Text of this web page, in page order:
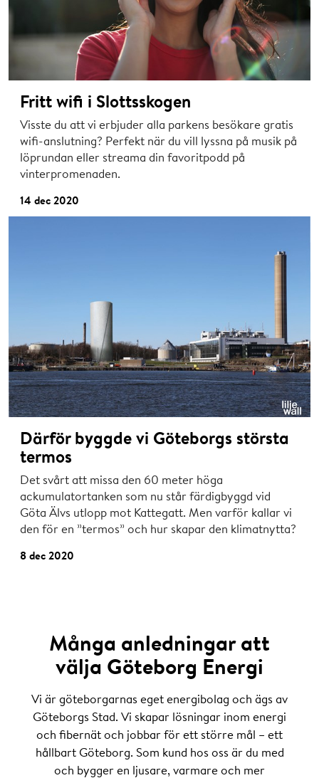
Fritt wifi i Slottsskogen
Visste du att vi erbjuder alla parkens besökare gratis
wifi-anslutning? Perfekt när du vill lyssna på musik på
löprundan eller streama din favoritpodd på
vinterpromenaden.
14 dec 2020
Därför byggde vi Göteborgs största
termos
Det svårt att missa den 60 meter höga
ackumulatortanken som nu står färdigbyggd vid
Göta Älvs utlopp mot Kattegatt. Men varför kallar vi
den för en ”termos” och hur skapar den klimatnytta?
8 dec 2020
Många anledningar att
välja Göteborg Energi
Vi är göteborgarnas eget energibolag och ägs av
Göteborgs Stad. Vi skapar lösningar inom energi
och fibernät och jobbar för ett större mål – ett
hållbart Göteborg. Som kund hos oss är du med
och bygger en ljusare, varmare och mer